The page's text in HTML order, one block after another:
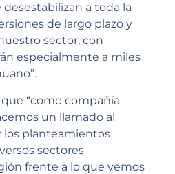
a toda la
de largo plazo y
sector, con
especialmente a miles
“como compañía
un llamado al
los planteamientos
sectores
frente a lo que vemos